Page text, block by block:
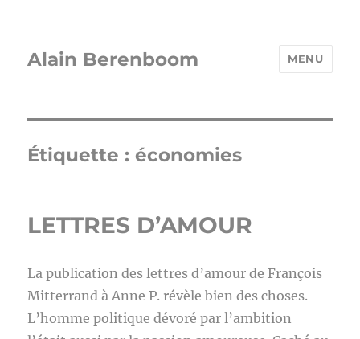
Alain Berenboom MENU
Étiquette :économies
LETTRES D’AMOUR
La publication des lettres d’amour de François
Mitterrand à Anne P. révèle bien des choses.
L’homme politique dévoré par l’ambition